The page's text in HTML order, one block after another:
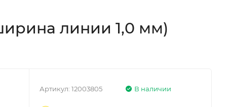
линии 1,0 мм)
В наличии
Артикул:12003805